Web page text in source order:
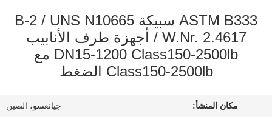
مراقبة
الجودة
ASTM B333 سبيكة B-2 / UNS N10665
/ W.Nr. 2.4617 أجهزة طرف الأنابيب
DN15-1200 Class150-2500lb مع
Class150-2500lb الضغط
مكان المنشأ: جيانغسو، الصين